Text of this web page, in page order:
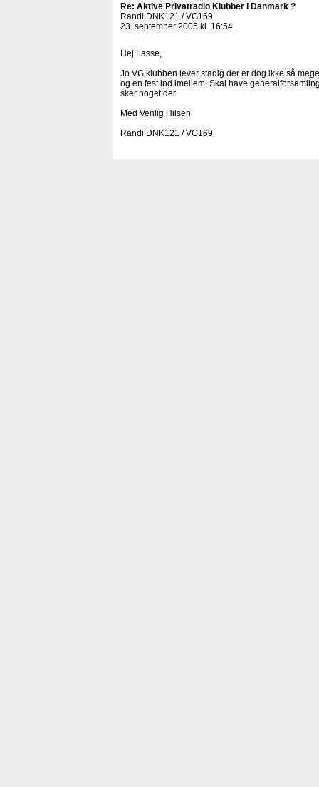
Re: Aktive Privatradio Klubber i Danmark ?
Randi DNK121 / VG169
23. september 2005 kl. 16:54.
Hej Lasse,
Jo VG klubben lever stadig der er dog ikke så
og en fest ind imellem. Skal have
sker noget der.
Med Venlig Hilsen
Randi DNK121 / VG169